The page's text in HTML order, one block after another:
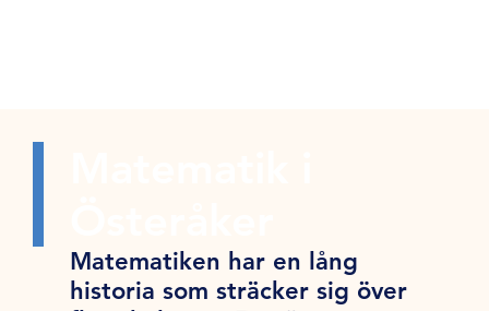
Matematiken har en lång
historia som sträcker sig över